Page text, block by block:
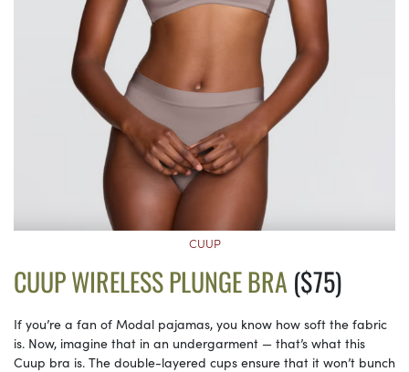
CUUP
CUUP WIRELESS PLUNGE BRA($75)
If you’re a fan of Modal pajamas, you know how soft the fabric
is. Now, imagine that in an undergarment — that’s what this
Cuup bra is. The double-layered cups ensure that it won’t bunch